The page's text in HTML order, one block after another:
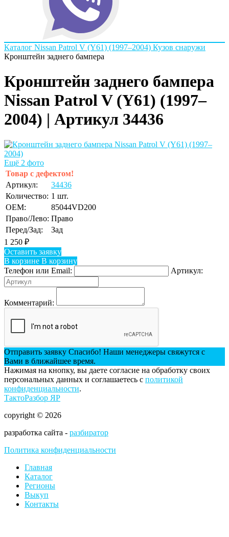
Каталог Nissan Patrol V (Y61) (1997–2004) Кузов снаружи
Кронштейн заднего бампера
Кронштейн заднего бампера
Nissan Patrol V (Y61) (1997–
2004) | Артикул 34436
Ещё 2 фото
Товар с дефектом!
Артикул:
34436
Количество: 1 шт.
OEM:
85044VD200
Право/Лево: Право
Перед/Зад:
Зад
1 250 ₽
Оставить заявку
В корзине В корзину
Телефон или Email:
Артикул:
Комментарий:
Отправить заявку Спасибо! Наши менеджеры свяжутся с
Вами в ближайшее время.
Нажимая на кнопку, вы даете согласие на обработку своих
персональных данных и соглашаетесь с политикой
конфиденциальности.
ТактоРазбор ЯР
copyright © 2026
разработка сайта - разбиратор
Политика конфиденциальности
Главная
Каталог
Регионы
Выкуп
Контакты